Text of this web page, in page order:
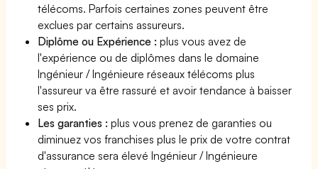
télécoms. Parfois certaines zones peuvent être
exclues par certains assureurs.
Diplôme ou Expérience :plus vous avez de
l'expérience ou de diplômes dans le domaine
Ingénieur / Ingénieure réseaux télécoms plus
l'assureur va être rassuré et avoir tendance à baisser
ses prix.
Les garanties :plus vous prenez de garanties ou
diminuez vos franchises plus le prix de votre contrat
d'assurance sera élevé Ingénieur / Ingénieure